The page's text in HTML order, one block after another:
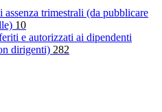
assenza trimestrali (da pubblicare
10
e autorizzati ai dipendenti
dirigenti) 282